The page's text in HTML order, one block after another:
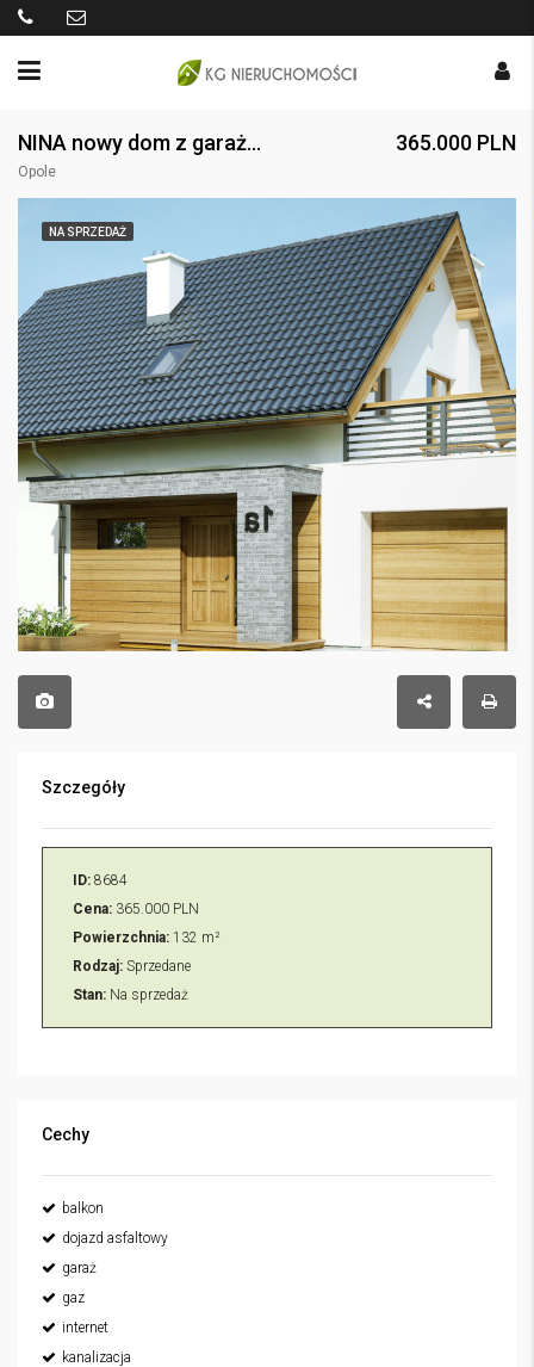
NINA nowy dom z garażem i tarasem
Opole
365.000 PLN
NA SPRZEDAŻ
Szczegóły
ID: 8684
Cena: 365.000 PLN
Powierzchnia: 132 m²
Rodzaj: Sprzedane
Stan: Na sprzedaż
Cechy
balkon
dojazd asfaltowy
garaż
gaz
internet
kanalizacja